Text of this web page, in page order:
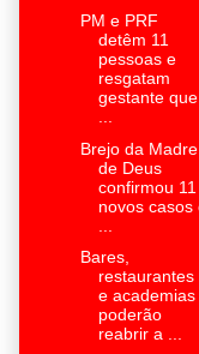
PM e PRF
detêm 11
pessoas e
resgatam
gestante que
...
Brejo da Madre
de Deus
confirmou 11
novos casos
Bares,
restaurantes
e academias
poderão
reabrir a ...